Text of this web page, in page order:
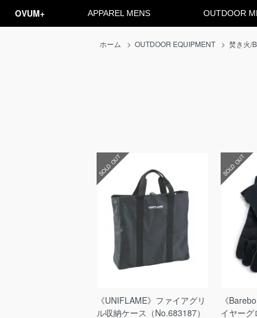
OVUM+ APPAREL MENS OUTDOOR
ホーム >OUTDOOR EQUIPMENT >焚き火/
SOLD OUT
《UNIFLAME》ファイアグリ
ル収納ケース（No.683187）
SOLD OUT
《
イヤー